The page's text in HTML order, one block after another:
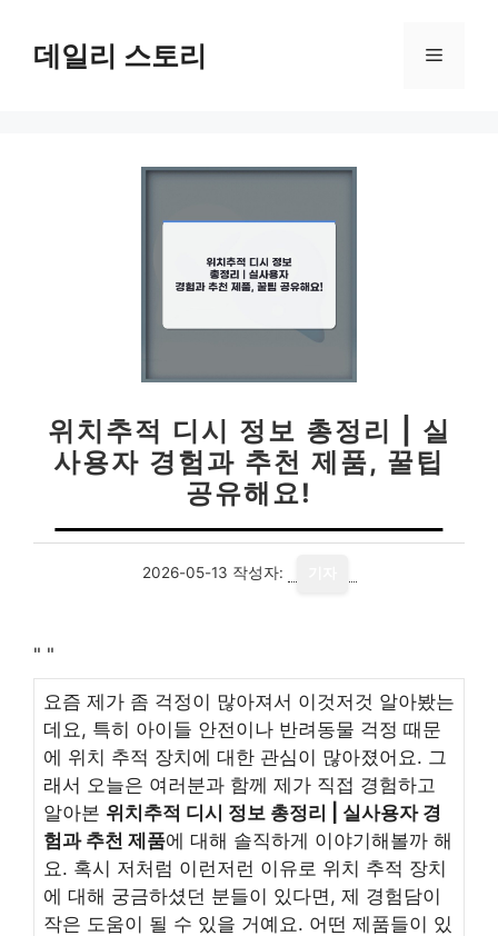
데일리 스토리 메
위치추적 디시 정보 총정리 | 실
사용자 경험과 추천 제품, 꿀팁
공유해요!
2026-05-13 작성자:
" "
요즘 제가 좀 걱정이 많아져서 이것저것 알아봤는
데요, 특히 아이들 안전이나 반려동물 걱정 때문
에 위치 추적 장치에 대한 관심이 많아졌어요. 그
래서 오늘은 여러분과 함께 제가 직접 경험하고
알아본 위치추적 디시 정보 총정리 | 실사용자 경
험과 추천 제품에 대해 솔직하게 이야기해볼까 해
요. 혹시 저처럼 이런저런 이유로 위치 추적 장치
에 대해 궁금하셨던 분들이 있다면, 제 경험담이
작은 도움이 될 수 있을 거예요. 어떤 제품들이 있